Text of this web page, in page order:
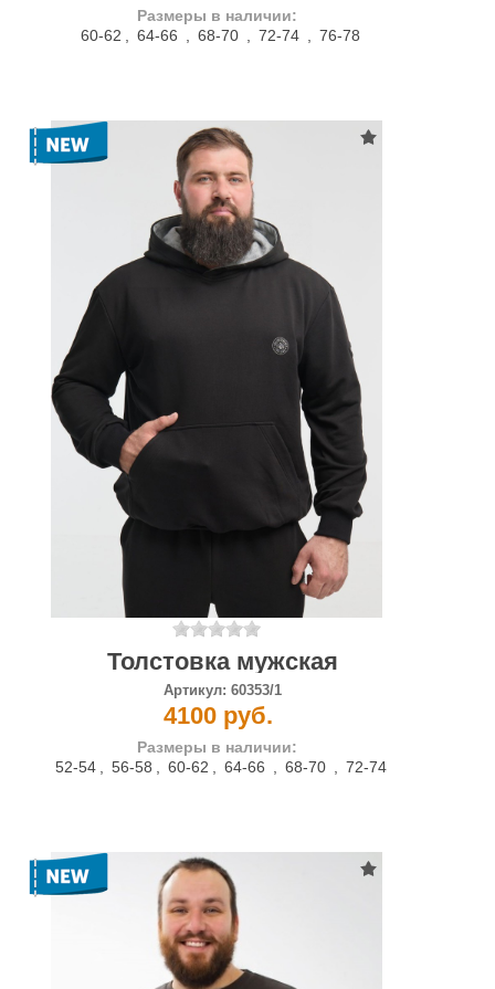
Размеры в наличии:
60-62 , 64-66 , 68-70 , 72-74 , 76-78
Толстовка мужская
Артикул: 60353/1
4100 руб.
Размеры в наличии:
52-54
56-58 60-62 64-66 68-70 72-74